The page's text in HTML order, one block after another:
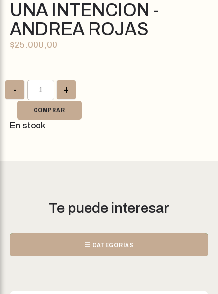
UNA INTENCION -
ANDREA ROJAS
$25.000,00
- +
COMPRAR
En stock
Te puede interesar
☰ CATEGORÍAS